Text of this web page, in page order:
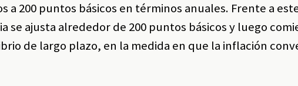
a 200 puntos básicos en términos anuales. Frente a
se ajusta alrededor de 200 puntos básicos y luego
de largo plazo, en la medida en que la inflación